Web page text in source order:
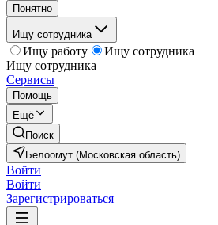
Понятно
Ищу сотрудника
Ищу работу
Ищу сотрудника
Ищу сотрудника
Сервисы
Помощь
Ещё
Поиск
Белоомут (Московская область)
Войти
Войти
Зарегистрироваться